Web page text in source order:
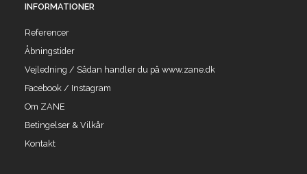
INFORMATIONER
Referencer
Åbningstider
Vejledning / Sådan handler du på www.zane.dk
Facebook / Instagram
Om ZANE
Betingelser & Vilkår
Kontakt